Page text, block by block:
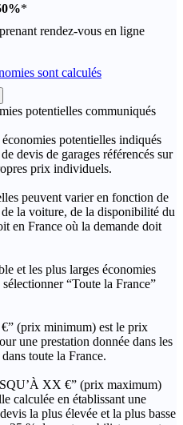
*
rendez-vous en ligne
sont calculés
potentielles communiqués
potentielles indiqués
devis de garages référencés sur
prix individuels.
peuvent varier en fonction de
la voiture, de la disponibilité du
en France où la demande doit
et les plus larges économies
“Toute la France”
(prix minimum) est le prix
une prestation donnée dans les
toute la France.
XX €” (prix maximum)
calculée en établissant une
la plus élevée et la plus basse